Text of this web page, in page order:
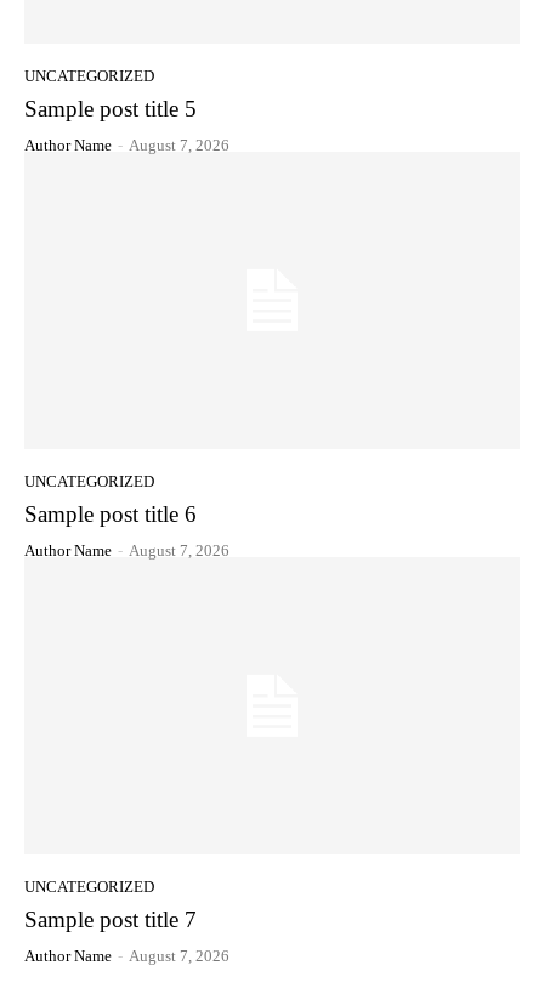
UNCATEGORIZED
Sample post title 5
Author Name - August 7, 2026
UNCATEGORIZED
Sample post title 6
Author Name - August 7, 2026
UNCATEGORIZED
Sample post title 7
Author Name - August 7, 2026